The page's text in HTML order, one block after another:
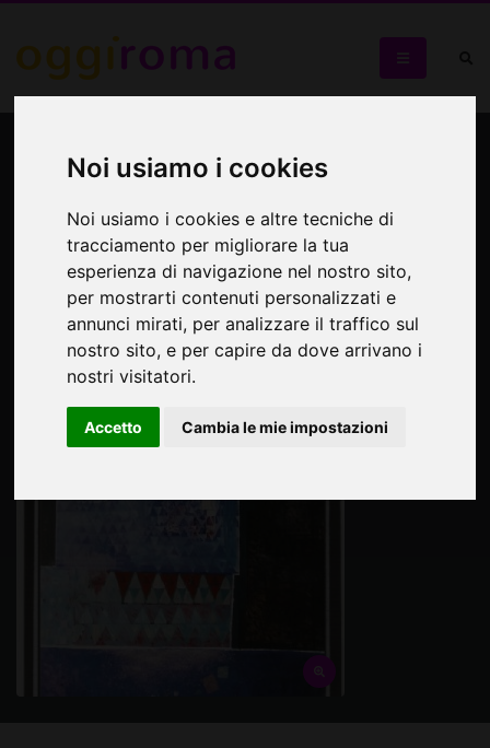
Noi usiamo i cookies
Noi usiamo i cookies e altre tecniche di
tracciamento per migliorare la tua
esperienza di navigazione nel nostro sito,
per mostrarti contenuti personalizzati e
annunci mirati, per analizzare il traffico sul
nostro sito, e per capire da dove arrivano i
nostri visitatori.
Accetto Cambia le mie impostazioni
Fulvio Masciangioli, ovvero
"l'arte di stupire": settanta
opere in mostra dal
prossimo 30 settembre